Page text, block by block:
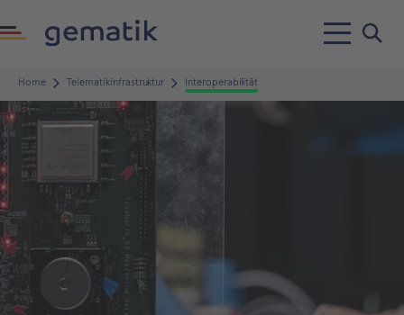
Home Telematikinfrastruktur Interoperabilität